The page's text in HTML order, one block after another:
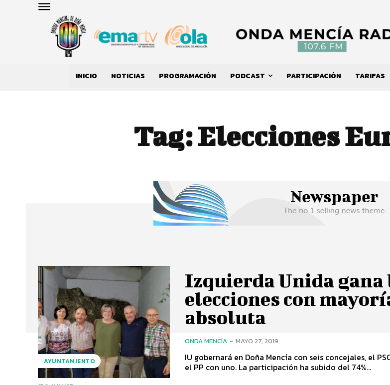
INICIO NOTICIAS PROGRAMACIÓN PODCAST PARTICIPACIÓN TARIFAS
Tag:Elecciones
AYUNTAMIENTO
Izquierda Unida gana
elecciones con
absoluta
ONDA MENCÍA - MAYO 27, 2019
IU gobernará en Doña Mencía con seis concejales, el
el PP con uno. La participación ha subido del 74%...